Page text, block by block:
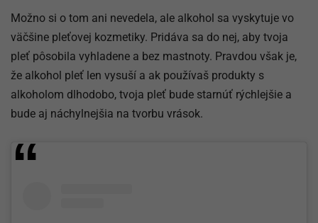
Možno si o tom ani nevedela, ale alkohol sa vyskytuje vo
väčšine pleťovej kozmetiky. Pridáva sa do nej, aby tvoja
pleť pôsobila vyhladene a bez mastnoty. Pravdou však je,
že alkohol pleť len vysuší a ak používaš produkty s
alkoholom dlhodobo, tvoja pleť bude starnúť rýchlejšie a
bude aj náchylnejšia na tvorbu vrások.